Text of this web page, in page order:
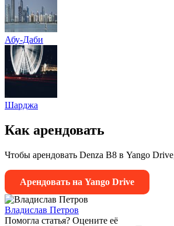
Абу-Даби
Шарджа
Как арендовать
Чтобы арендовать Denza B8 в Yango
Арендовать на Yango Drive
Владислав Петров
Помогла статья? Оцените её